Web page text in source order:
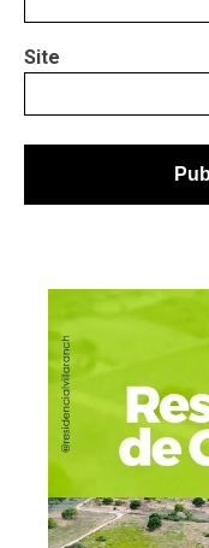
Site